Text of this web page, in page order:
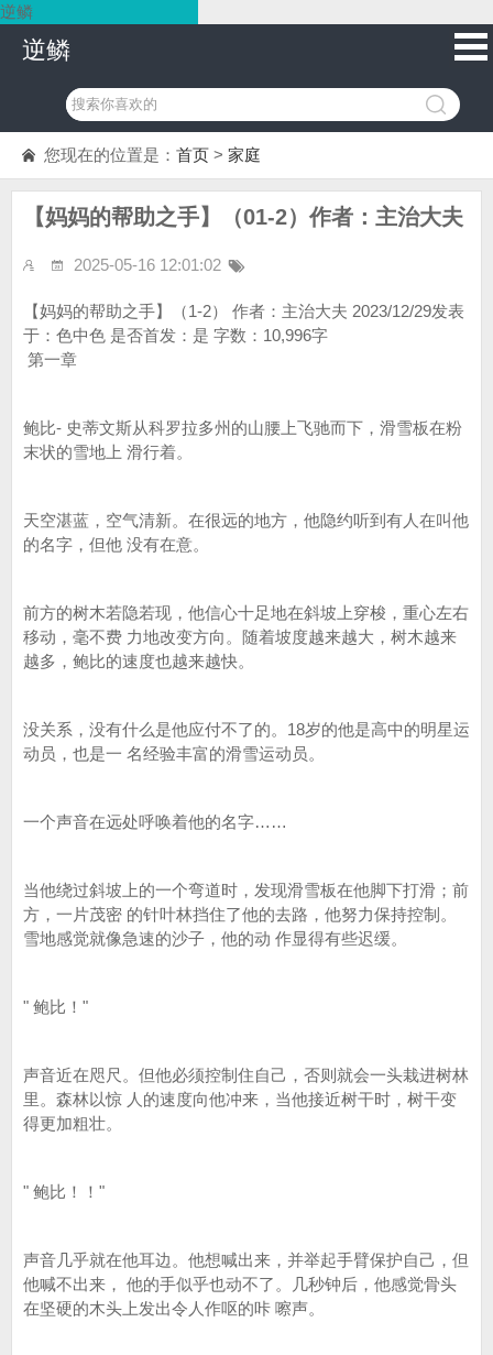
逆鳞
逆鳞
您现在的位置是： 首页 > 家庭
【妈妈的帮助之手】（01-2）作者：主治大夫
2025-05-16 12:01:02
【妈妈的帮助之手】（1-2） 作者：主治大夫 2023/12/29发表
于：色中色 是否首发：是 字数：10,996字
第一章
鲍比- 史蒂文斯从科罗拉多州的山腰上飞驰而下，滑雪板在粉
末状的雪地上 滑行着。
天空湛蓝，空气清新。在很远的地方，他隐约听到有人在叫他
的名字，但他 没有在意。
前方的树木若隐若现，他信心十足地在斜坡上穿梭，重心左右
移动，毫不费 力地改变方向。随着坡度越来越大，树木越来
越多，鲍比的速度也越来越快。
没关系，没有什么是他应付不了的。18岁的他是高中的明星运
动员，也是一 名经验丰富的滑雪运动员。
一个声音在远处呼唤着他的名字……
当他绕过斜坡上的一个弯道时，发现滑雪板在他脚下打滑；前
方，一片茂密 的针叶林挡住了他的去路，他努力保持控制。
雪地感觉就像急速的沙子，他的动 作显得有些迟缓。
" 鲍比！"
声音近在咫尺。但他必须控制住自己，否则就会一头栽进树林
里。森林以惊 人的速度向他冲来，当他接近树干时，树干变
得更加粗壮。
" 鲍比！！"
声音几乎就在他耳边。他想喊出来，并举起手臂保护自己，但
他喊不出来， 他的手似乎也动不了。几秒钟后，他感觉骨头
在坚硬的木头上发出令人作呕的咔 嚓声。